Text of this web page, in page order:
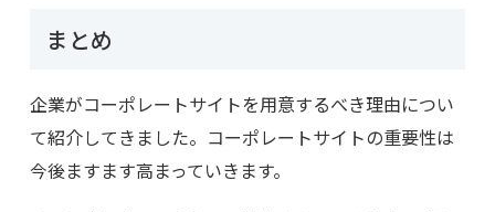
まとめ
企業がコーポレートサイトを用意するべき理由につい
て紹介してきました。コーポレートサイトの重要性は
今後ますます高まっていきます。